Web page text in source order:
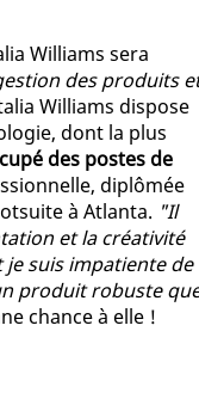
Williams sera
des produits
Williams dispose
dont la plus
des postes de
diplômée
à Atlanta. "Il
et la créativité
suis impatiente de
produit robuste
chance à elle !